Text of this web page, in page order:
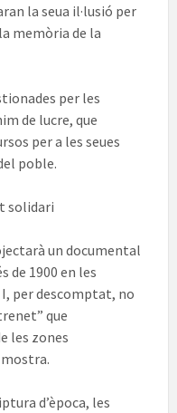
la seua il·lusió per
memòria de la
per les
de lucre, que
per a les seues
poble.
solidari
un documental
de 1900 en les
per descomptat, no
que
les zones
mostra.
d’època, les